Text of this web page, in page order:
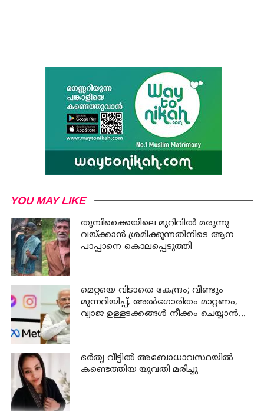
YOU MAY LIKE
തുമ്പിക്കൈയിലെ മുറിവില്‍ മരുന്നു
വയ്ക്കാന്‍ ശ്രമിക്കുന്നതിനിടെ ആന
പാപ്പാനെ കൊലപ്പെടുത്തി
മെറ്റയെ വിടാതെ കേന്ദ്രം; വീണ്ടും
മുന്നറിയിപ്പ്, അൽഗോരിതം മാറ്റണം,
വ്യാജ ഉള്ളടക്കങ്ങൾ നീക്കം ചെയ്യാൻ
ഭര്‍തൃ വീട്ടില്‍ അബോധാവസ്ഥയില്‍
കണ്ടെത്തിയ യുവതി മരിച്ചു